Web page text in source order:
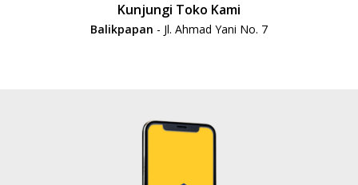
Kunjungi Toko Kami
Balikpapan - Jl. Ahmad Yani No. 7